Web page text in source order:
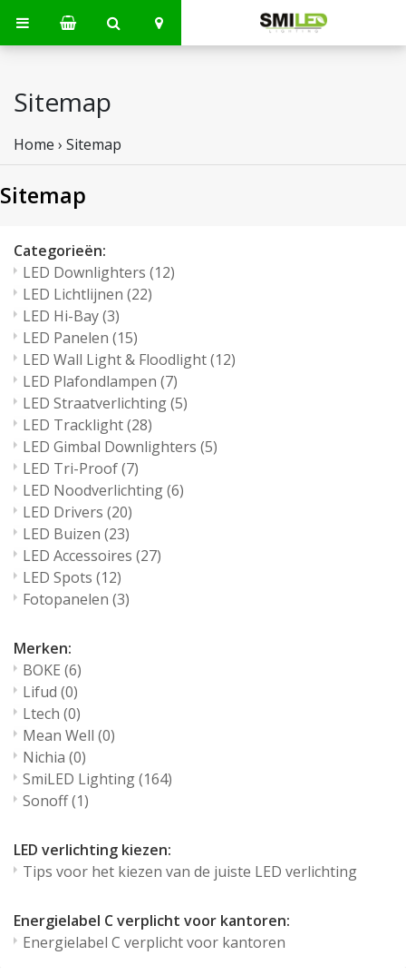
Sitemap
Home › Sitemap
Sitemap
Categorieën:
LED Downlighters (12)
LED Lichtlijnen (22)
LED Hi-Bay(3)
LED Panelen (15)
LED Wall Light & Floodlight(12)
LED Plafondlampen (7)
LED Straatverlichting(5)
LED Tracklight(28)
LED Gimbal Downlighters (5)
LED Tri-Proof(7)
LED Noodverlichting(6)
LED Drivers (20)
LED Buizen (23)
LED Accessoires (27)
LED Spots (12)
Fotopanelen (3)
Merken:
BOKE (6)
Lifud (0)
Ltech (0)
Mean Well (0)
Nichia (0)
SmiLED Lighting(164)
Sonoff(1)
LED verlichting kiezen:
Tips voor het kiezen van de juiste LED verlichting
Energielabel C verplicht voor kantoren:
Energielabel C verplicht voor kantoren